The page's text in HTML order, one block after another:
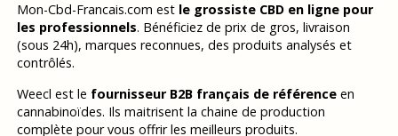
Mon-Cbd-Francais.com est le grossiste CBD en ligne pour
les professionnels. Bénéficiez de prix de gros, livraison
(sous 24h), marques reconnues, des produits analysés et
contrôlés.
Weecl est le fournisseur B2B français de référenceen
cannabinoïdes. Ils maitrisent la chaine de production
complète pour vous offrir les meilleurs produits.